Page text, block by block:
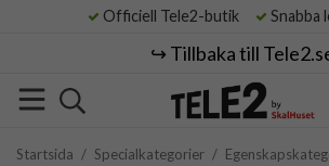
Officiell Tele2-butik Snabba
↪️ Tillbaka till
Startsida / Specialkategorier /